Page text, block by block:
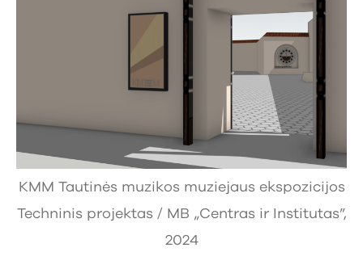
KMM Tautinės muzikos muziejaus ekspozicijos
Techninis projektas / MB „Centras ir Institutas”,
2024